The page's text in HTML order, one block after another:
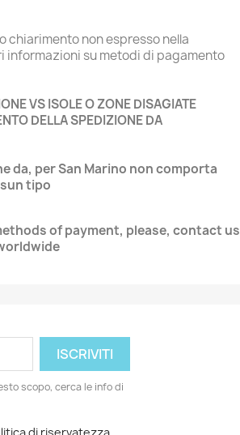
chiarimento non espresso nella
informazioni su metodi di pagamento
VS ISOLE O ZONE DISAGIATE
DELLA SPEDIZIONE DA
da, per San Marino non comporta
tipo
of payment, please, contact us
scopo, cerca le info di